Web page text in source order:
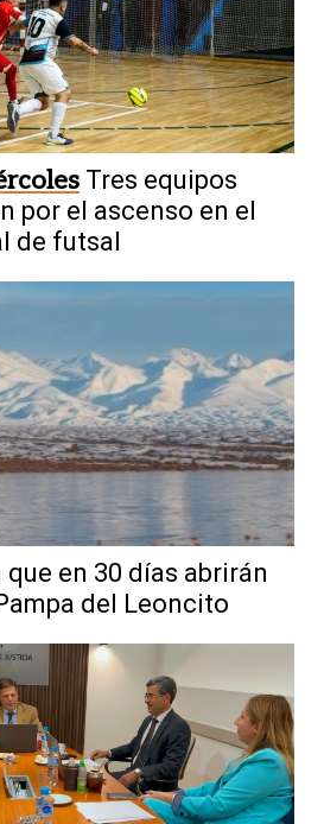
Tres equipos
por el ascenso en el
de futsal
que en 30 días abrirán
del Leoncito